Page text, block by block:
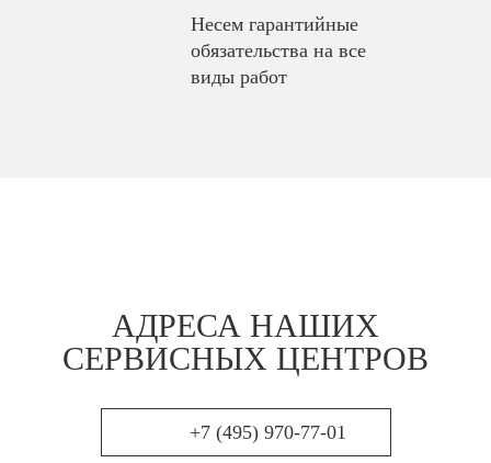
Несем гарантийные
обязательства на все
виды работ
АДРЕСА НАШИХ
СЕРВИСНЫХ ЦЕНТРОВ
+7 (495) 970-77-01